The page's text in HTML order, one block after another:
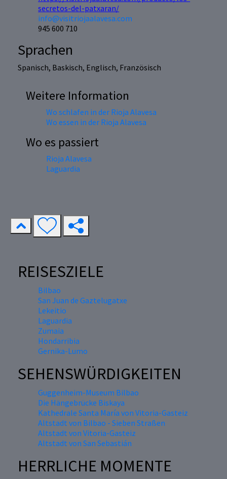
secretos-del-patxaran/
info@visitriojaalavesa.com
945 600 710
Sprachen
Spanisch, Baskisch, Englisch, Französisch
Weitere Information
Wo schlafen in der Rioja Alavesa
Wo essen in der Rioja Alavesa
Wo es passiert
Rioja Alavesa
Laguardia
REISESZIELE
Bilbao
San Juan de Gaztelugatxe
Lekeitio
Laguardia
Zumaia
Hondarribia
Gernika-Lumo
SEHENSWÜRDIGKEITEN
Guggenheim-Museum Bilbao
Die Hängebrücke Biskaya
Kathedrale Santa María von Vitoria-Gasteiz
Altstadt von Bilbao - Sieben Straßen
Altstadt von Vitoria-Gasteiz
Altstadt von San Sebastián
HERRLICHE MOMENTE